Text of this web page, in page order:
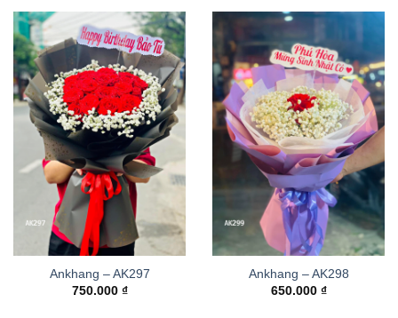
Ankhang – AK297
750.000 ₫
Ankhang – AK298
650.000 ₫